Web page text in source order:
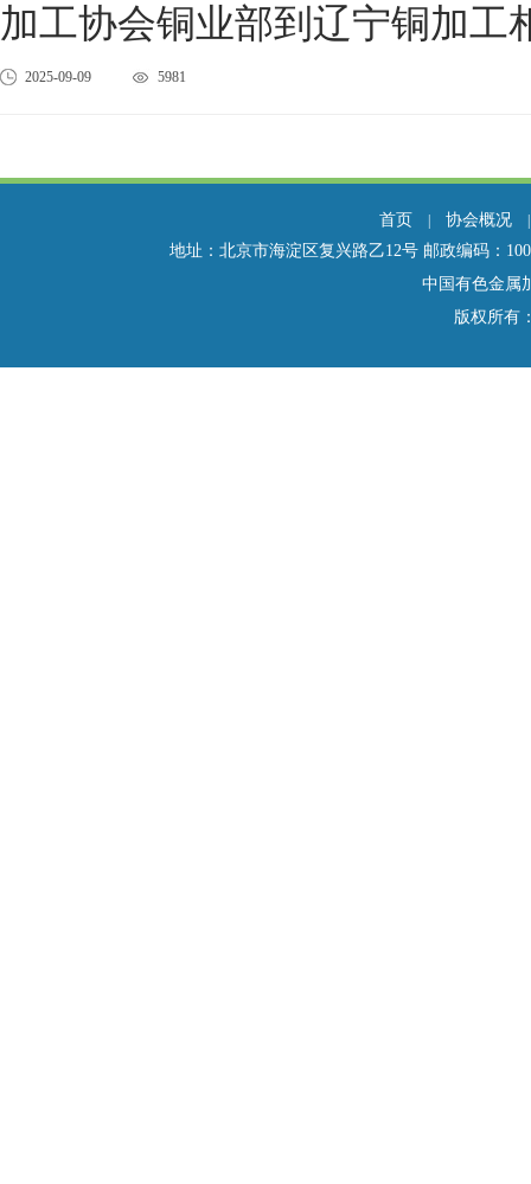
加工协会铜业部到辽宁铜加工
2025-09-09 5981
首页 协会概况
地址：北京市海淀区复兴路乙12号 邮政编码：
中国有色金属
版权所有